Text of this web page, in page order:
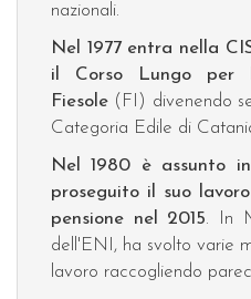
nazionali.
Nel 1977 entra nella
il Corso Lungo per
Fiesole (FI) divenendo
Categoria Edile di
Nel 1980 è assunto
proseguito il suo
pensione nel 2015. In
dell'ENI, ha svolto varie
lavoro raccogliendo